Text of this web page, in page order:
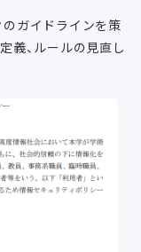
ガイドラインを策
義、ルールの見直し